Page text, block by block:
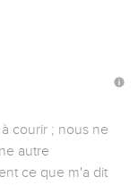
courir ; nous ne
autre
ce que m'a dit